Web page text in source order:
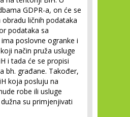
GDPR-a, on će se
ličnih podataka
podataka sa
poslovne ogranke i
način pruža usluge
i tada će se propisi
bh. građane. Također,
koja posluju na
robe ili usluge
su primjenjivati